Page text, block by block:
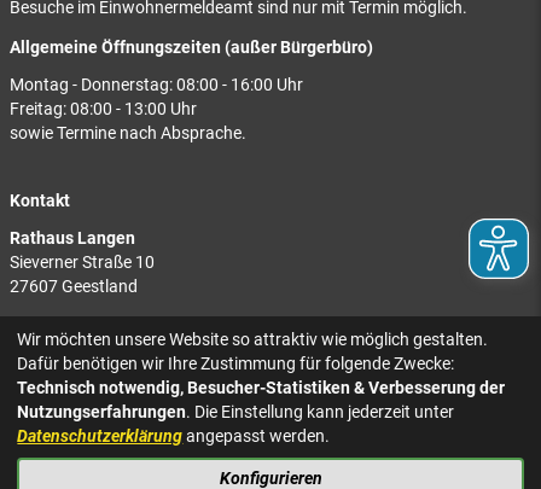
Besuche im Einwohnermeldeamt sind nur mit Termin möglich.
Allgemeine Öffnungszeiten (außer Bürgerbüro)
Montag - Donnerstag: 08:00 - 16:00 Uhr
Freitag: 08:00 - 13:00 Uhr
sowie Termine nach Absprache.
Kontakt
Rathaus Langen
Sieverner Straße 10
27607 Geestland
Rathaus Bad Bederkesa
Am Markt 8
27624 Geestland
Tel.: 04743 937-2300
Wir möchten unsere Website so attraktiv wie möglich gestalten.
Dafür benötigen wir Ihre Zustimmung für folgende Zwecke:
Technisch notwendig, Besucher-Statistiken & Verbesserung der
Nutzungserfahrungen. Die Einstellung kann jederzeit unter
Datenschutzerklärungangepasst werden.
Konfigurieren